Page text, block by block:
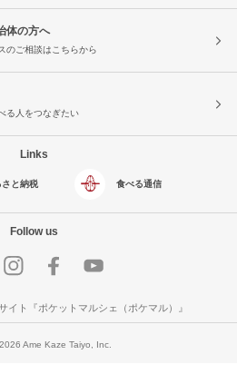
体の方へ
のご相談はこちらから
る人をつなぎたい
Links
さと納税 食べる通信
Follow us
イト『ポケットマルシェ（ポケマル）』
Ame Kaze Taiyo, Inc.